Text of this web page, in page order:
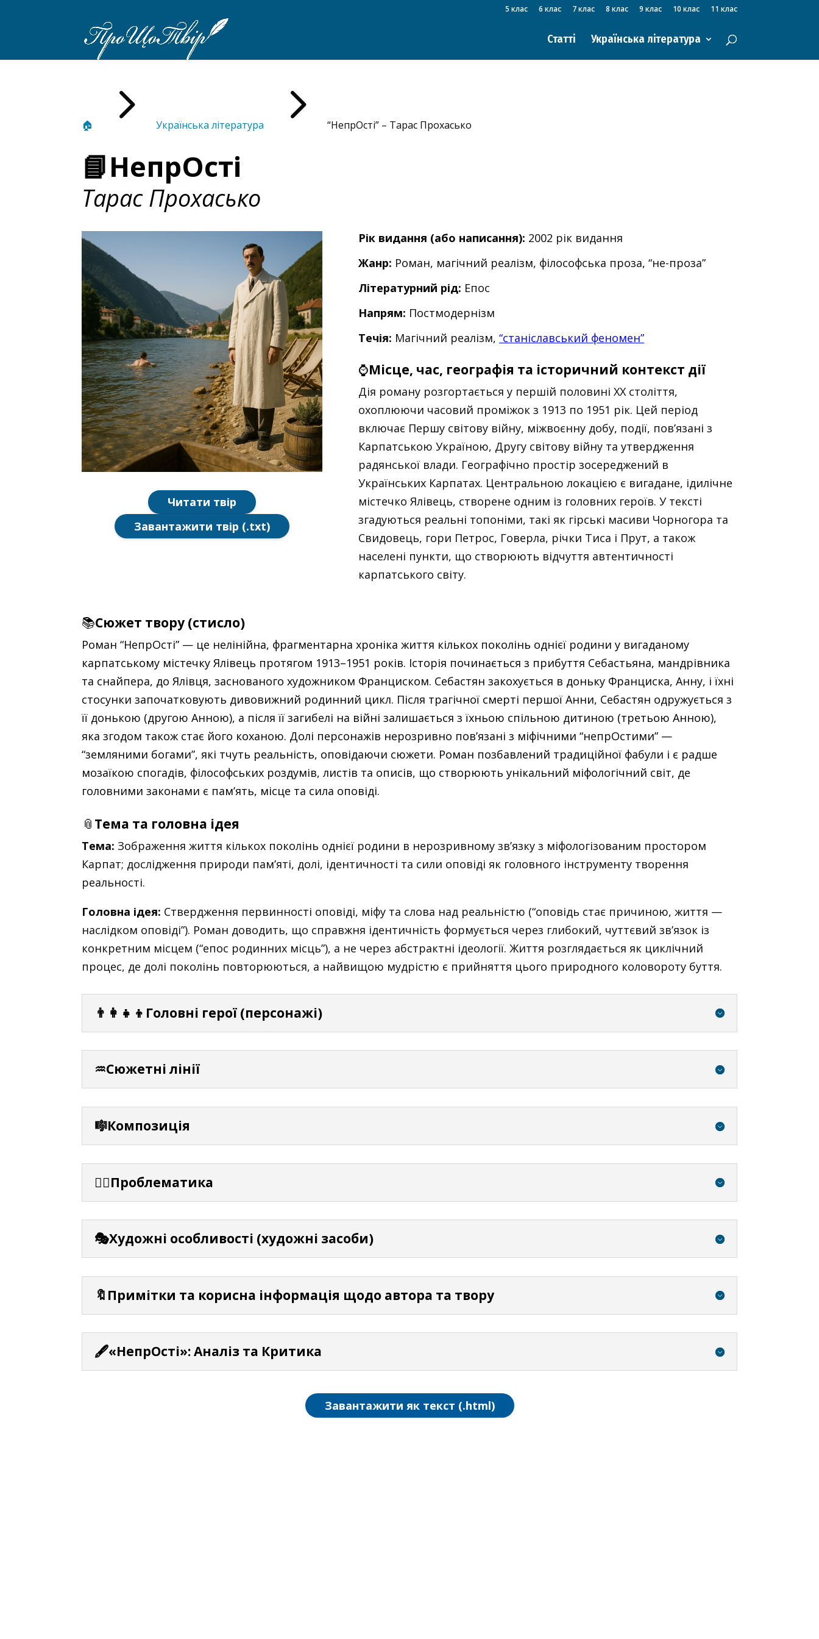
5 клас 6 клас 7 клас 8 клас 9 клас 10 клас 11 клас
Статті Українська література
🏠 5 Українська література 5 “НепрОсті” – Тарас Прохасько
📘НепрОсті
Тарас Прохасько
Читати твір
Завантажити твір (.txt)
Рік видання (або написання): 2002 рік видання
Жанр: Роман, магічний реалізм, філософська проза, “не-проза”
Літературний рід: Епос
Напрям: Постмодернізм
Течія: Магічний реалізм,“станіславський феномен”
⌚Місце, час, географія та історичний контекст дії
Дія роману розгортається у першій половині XX століття,
охоплюючи часовий проміжок з 1913 по 1951 рік. Цей період
включає Першу світову війну, міжвоєнну добу, події, пов’язані з
Карпатською Україною, Другу світову війну та утвердження
радянської влади. Географічно простір зосереджений в
Українських Карпатах. Центральною локацією є вигадане, ідилічне
містечко Ялівець, створене одним із головних героїв. У тексті
згадуються реальні топоніми, такі як гірські масиви Чорногора та
Свидовець, гори Петрос, Говерла, річки Тиса і Прут, а також
населені пункти, що створюють відчуття автентичності
карпатського світу.
📚Сюжет твору (стисло)
Роман “НепрОсті” — це нелінійна, фрагментарна хроніка життя кількох поколінь однієї родини у вигаданому
карпатському містечку Ялівець протягом 1913–1951 років. Історія починається з прибуття Себастьяна, мандрівника
та снайпера, до Ялівця, заснованого художником Франциском. Себастян закохується в доньку Франциска, Анну, і їхні
стосунки започатковують дивовижний родинний цикл. Після трагічної смерті першої Анни, Себастян одружується з
її донькою (другою Анною), а після її загибелі на війні залишається з їхньою спільною дитиною (третьою Анною),
яка згодом також стає його коханою. Долі персонажів нерозривно пов’язані з міфічними “непрОстими” —
“земляними богами”, які тчуть реальність, оповідаючи сюжети. Роман позбавлений традиційної фабули і є радше
мозаїкою спогадів, філософських роздумів, листів та описів, що створюють унікальний міфологічний світ, де
головними законами є пам’ять, місце та сила оповіді.
📎 Тема та головна ідея
Тема: Зображення життя кількох поколінь однієї родини в нерозривному зв’язку з міфологізованим простором
Карпат; дослідження природи пам’яті, долі, ідентичності та сили оповіді як головного інструменту творення
реальності.
Головна ідея: Ствердження первинності оповіді, міфу та слова над реальністю (“оповідь стає причиною, життя —
наслідком оповіді”). Роман доводить, що справжня ідентичність формується через глибокий, чуттєвий зв’язок із
конкретним місцем (“епос родинних місць”), а не через абстрактні ідеології. Життя розглядається як циклічний
процес, де долі поколінь повторюються, а найвищою мудрістю є прийняття цього природного коловороту буття.
👨‍👩‍👧‍👦Головні герої (персонажі)
♒Сюжетні лінії
🎼Композиція
⛓️‍💥Проблематика
🎭Художні особливості (художні засоби)
🔖Примітки та корисна інформація щодо автора та твору
🖋️«НепрОсті»: Аналіз та Критика
Завантажити як текст (.html)